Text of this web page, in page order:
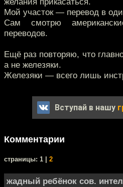
Мой участок — перевод в
Сам смотрю
переводов.
Ещё раз повторяю, что
а не железяки.
Железяки — всего лишь
Вступай в нашу
Комментарии
cтраницы: 1 | 2
жадный ребёнок сов.